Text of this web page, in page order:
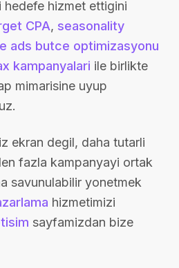
hizmet ettigini
CPA, seasonality
ads butce optimizasyonu
kampanyalari ile birlikte
mimarisine uyup
ekran degil, daha tutarli
fazla kampanyayi ortak
savunulabilir yonetmek
hizmetimizi
sayfamizdan bize